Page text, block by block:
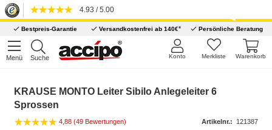
4.93 / 5.00
Bestpreis-Garantie Versandkostenfrei ab 140€* Persönliche Beratung
Menü Suche Warenkorb
Merkliste
Konto
KRAUSE MONTO Leiter Sibilo Anlegeleiter 6
Sprossen
4,88 (49 Bewertungen) Artikelnr.: 121387